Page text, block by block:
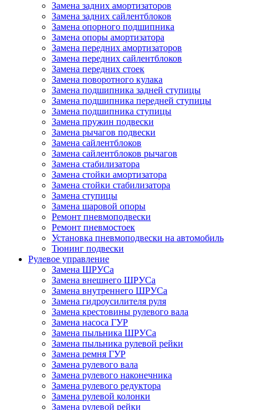
Замена задних амортизаторов
Замена задних сайлентблоков
Замена опорного подшипника
Замена опоры амортизатора
Замена передних амортизаторов
Замена передних сайлентблоков
Замена передних стоек
Замена поворотного кулака
Замена подшипника задней ступицы
Замена подшипника передней ступицы
Замена подшипника ступицы
Замена пружин подвески
Замена рычагов подвески
Замена сайлентблоков
Замена сайлентблоков рычагов
Замена стабилизатора
Замена стойки амортизатора
Замена стойки стабилизатора
Замена ступицы
Замена шаровой опоры
Ремонт пневмоподвески
Ремонт пневмостоек
Установка пневмоподвески на автомобиль
Тюнинг подвески
Рулевое управление
Замена ШРУСа
Замена внешнего ШРУСа
Замена внутреннего ШРУСа
Замена гидроусилителя руля
Замена крестовины рулевого вала
Замена насоса ГУР
Замена пыльника ШРУСа
Замена пыльника рулевой рейки
Замена ремня ГУР
Замена рулевого вала
Замена рулевого наконечника
Замена рулевого редуктора
Замена рулевой колонки
Замена рулевой рейки